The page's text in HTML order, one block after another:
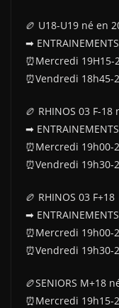
🏉 U18-U19 né en
➡ ENTRAINEMENTS
⏰Mercredi
⏰Vendredi
🏉 RHINOS 03 F-
➡ ENTRAINEMENTS
⏰Mercredi
⏰Vendredi
🏉 RHINOS 03 F+18
➡ ENTRAINEMENTS
⏰Mercredi
⏰Vendredi
🏉SENIORS M+18
⏰Mercredi